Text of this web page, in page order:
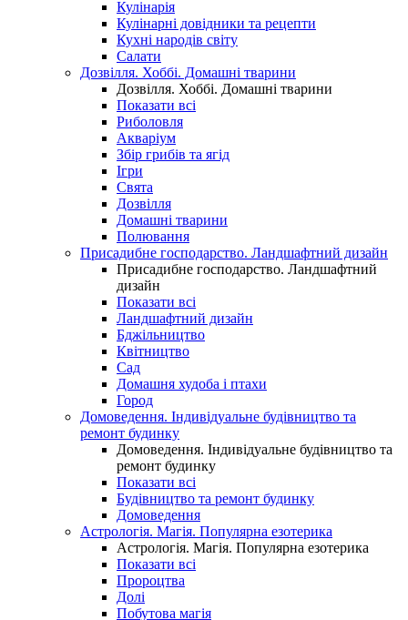
Кулінарія
Кулінарні довідники та рецепти
Кухні народів світу
Салати
Дозвілля. Хоббі. Домашні тварини
Дозвілля. Хоббі. Домашні тварини
Показати всі
Риболовля
Акваріум
Збір грибів та ягід
Ігри
Свята
Дозвілля
Домашні тварини
Полювання
Присадибне господарство. Ландшафтний дизайн
Присадибне господарство. Ландшафтний
дизайн
Показати всі
Ландшафтний дизайн
Бджільництво
Квітництво
Сад
Домашня худоба і птахи
Город
Домоведення. Індивідуальне будівництво та
ремонт будинку
Домоведення. Індивідуальне будівництво та
ремонт будинку
Показати всі
Будівництво та ремонт будинку
Домоведення
Астрологія. Магія. Популярна езотерика
Астрологія. Магія. Популярна езотерика
Показати всі
Пророцтва
Долі
Побутова магія